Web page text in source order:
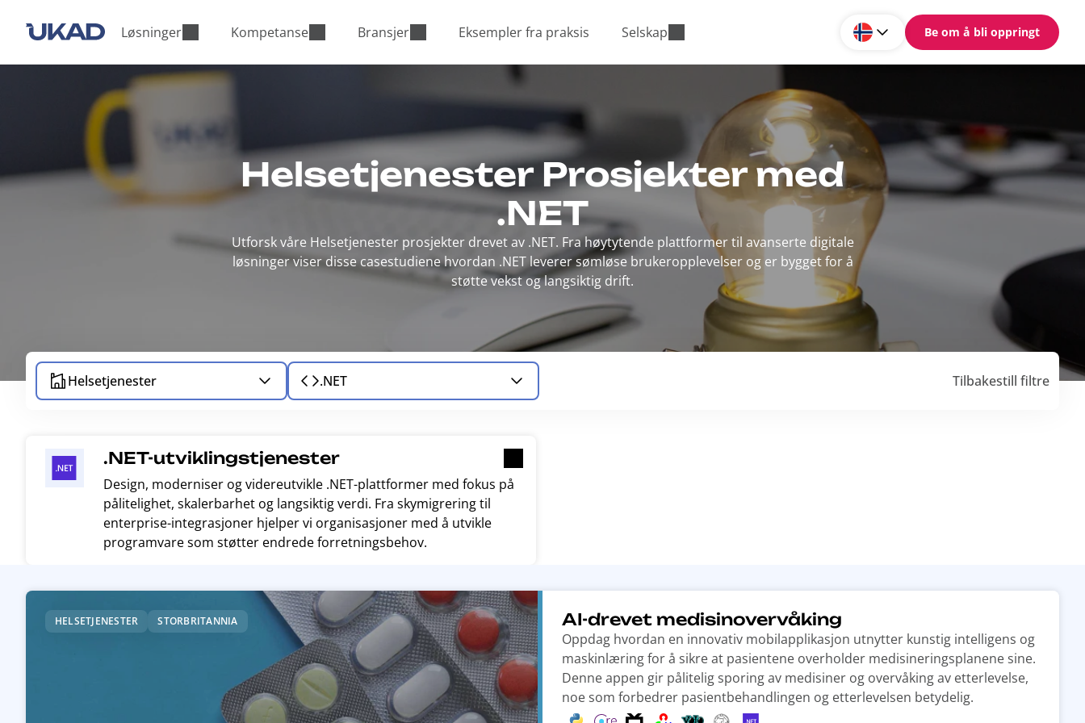
a
n
m
e
n
Løsninger Kompetanse Bransjer Eksempler fra praksis Selskap Be om å bli oppringt
Helsetjenester Prosjekter med
.NET
Utforsk våre Helsetjenester prosjekter drevet av .NET. Fra høytytende plattformer til avanserte digitale
løsninger viser disse casestudiene hvordan .NET leverer sømløse brukeropplevelser og er bygget for å
støtte vekst og langsiktig drift.
Helsetjenester .NET Tilbakestill filtre
.NET-utviklingstjenester
Design, moderniser og videreutvikle .NET-plattformer med fokus på
pålitelighet, skalerbarhet og langsiktig verdi. Fra skymigrering til
enterprise-integrasjoner hjelper vi organisasjoner med å utvikle
programvare som støtter endrede forretningsbehov.
R
HELSETJENESTER STORBRITANNIA AI-drevet medisinovervåking
Oppdag hvordan en innovativ mobilapplikasjon utnytter kunstig intelligens og
maskinlæring for å sikre at pasientene overholder medisineringsplanene sine.
Denne appen gir pålitelig sporing av medisiner og overvåking av etterlevelse,
noe som forbedrer pasientbehandlingen og etterlevelsen betydelig.